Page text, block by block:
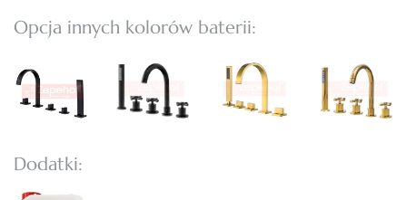
Opcja innych kolorów baterii:
Dodatki: